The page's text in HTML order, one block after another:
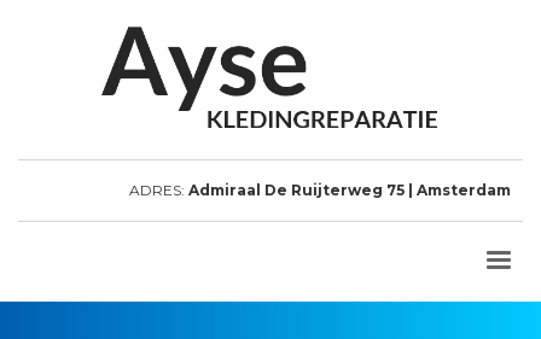
ADRES: Admiraal De Ruijterweg 75 | Amsterdam